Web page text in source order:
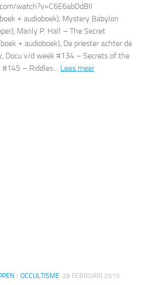
watch?v=C6E6abDdBII
+ audioboek), Mystery Babylon
Manly P. Hall – The Secret
+ audioboek), De priester achter de
Docu v/d week #134 – Secrets of the
– Riddles… Lees meer
/ OCCULTISME 28 FEBRUARI 2015